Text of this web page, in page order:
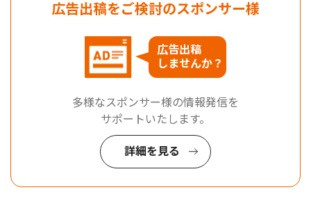
広告出稿をご検討のスポンサー様
広告出稿
しませんか？
多様なスポンサー様の情報発信を
サポートいたします。
詳細を見る